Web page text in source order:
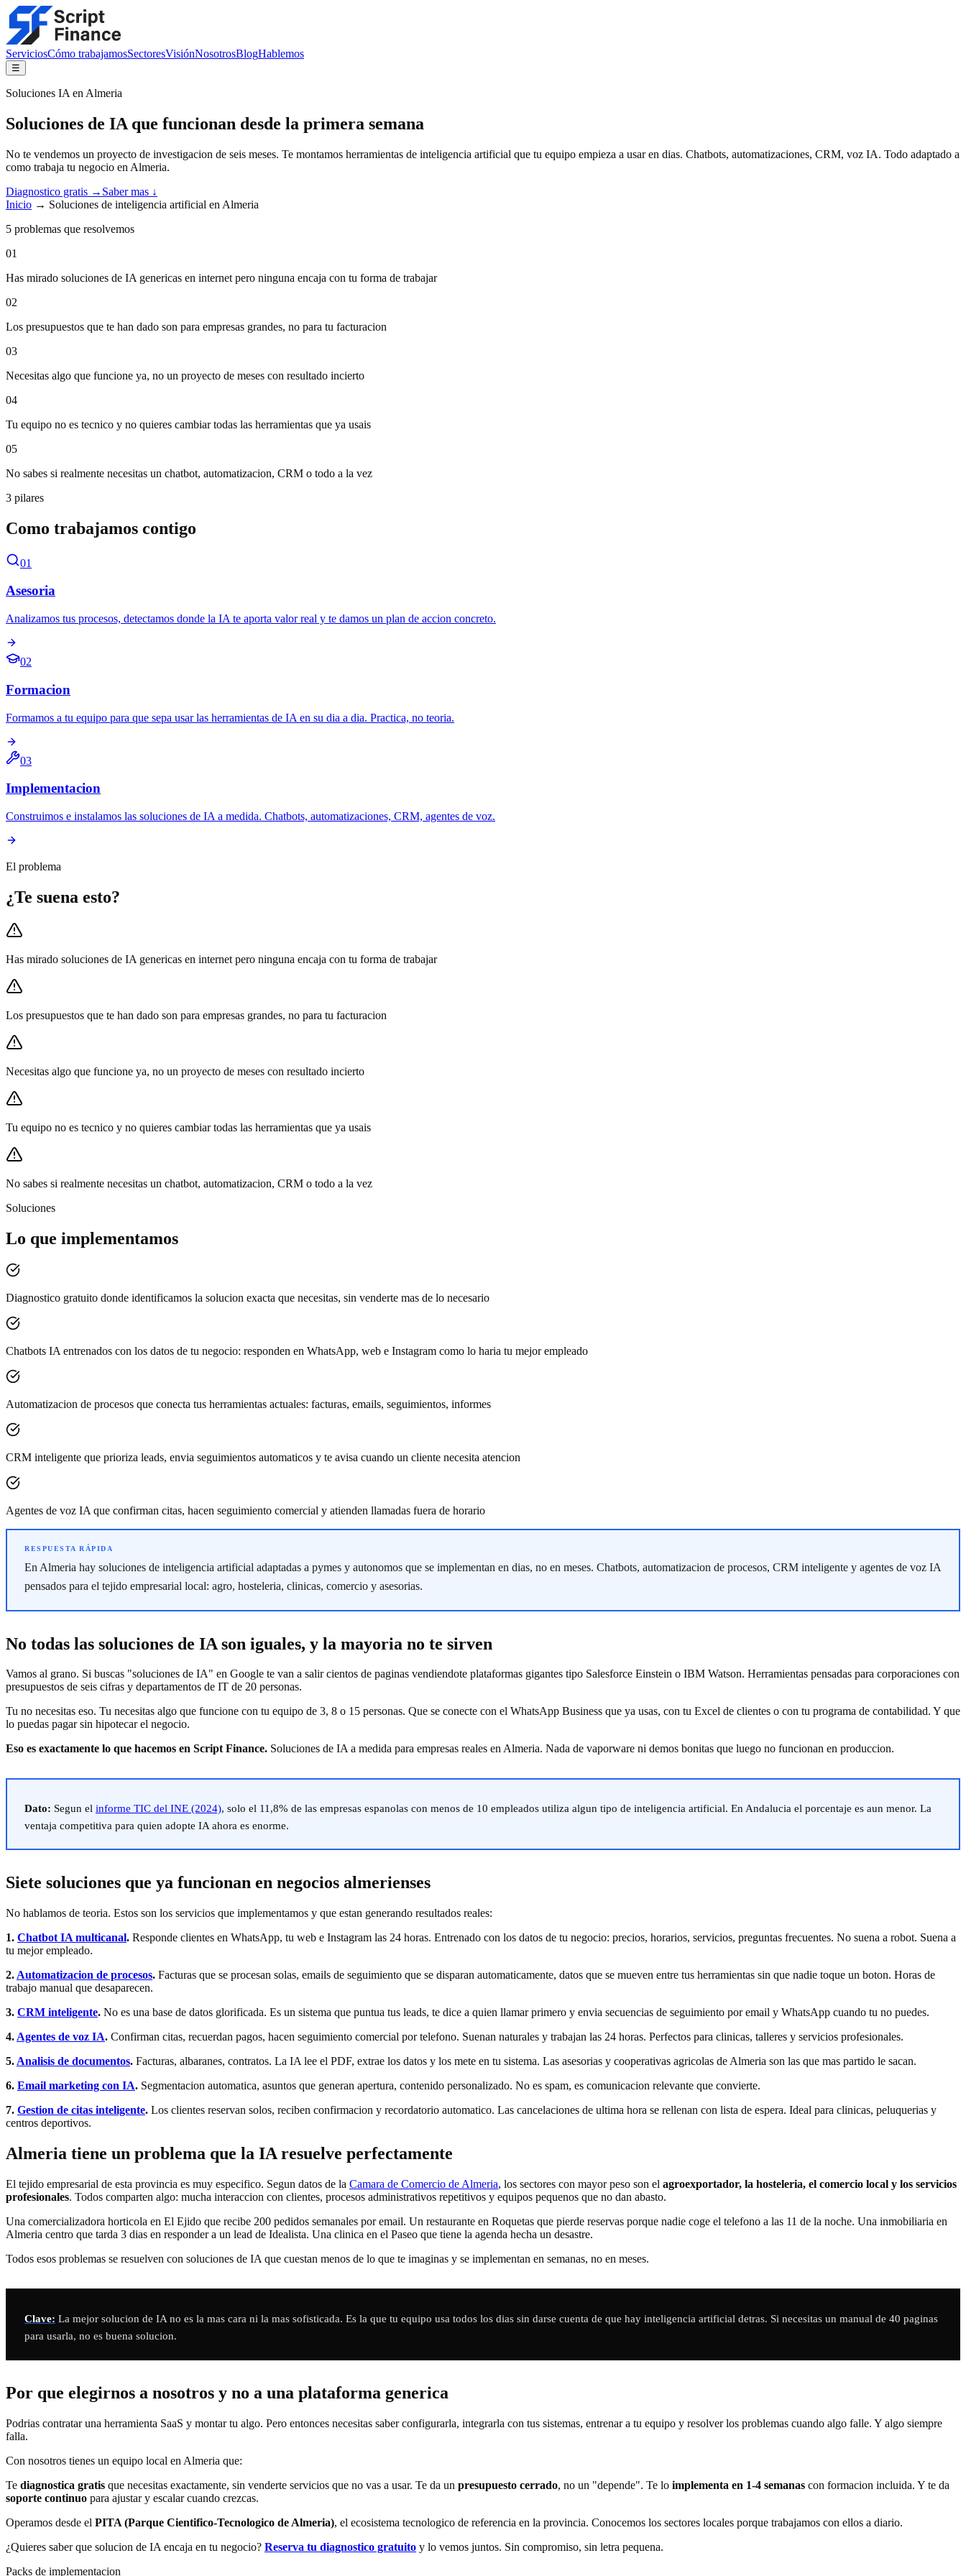
ServiciosCómo trabajamosSectoresVisiónNosotrosBlogHablemos
☰
Soluciones IA en Almeria
Soluciones de IA que funcionan desde la primera semana
No te vendemos un proyecto de investigacion de seis meses. Te montamos herramientas de inteligencia artificial que tu equipo empieza a usar en dias. Chatbots, automatizaciones, CRM, voz IA. Todo adaptado a
como trabaja tu negocio en Almeria.
Diagnostico gratis → Saber mas ↓
Inicio → Soluciones de inteligencia artificial en Almeria
5 problemas que resolvemos
01
Has mirado soluciones de IA genericas en internet pero ninguna encaja con tu forma de trabajar
02
Los presupuestos que te han dado son para empresas grandes, no para tu facturacion
03
Necesitas algo que funcione ya, no un proyecto de meses con resultado incierto
04
Tu equipo no es tecnico y no quieres cambiar todas las herramientas que ya usais
05
No sabes si realmente necesitas un chatbot, automatizacion, CRM o todo a la vez
3 pilares
Como trabajamos contigo
01
Asesoria
Analizamos tus procesos, detectamos donde la IA te aporta valor real y te damos un plan de accion concreto.
02
Formacion
Formamos a tu equipo para que sepa usar las herramientas de IA en su dia a dia. Practica, no teoria.
03
Implementacion
Construimos e instalamos las soluciones de IA a medida. Chatbots, automatizaciones, CRM, agentes de voz.
El problema
¿Te suena esto?
Has mirado soluciones de IA genericas en internet pero ninguna encaja con tu forma de trabajar
Los presupuestos que te han dado son para empresas grandes, no para tu facturacion
Necesitas algo que funcione ya, no un proyecto de meses con resultado incierto
Tu equipo no es tecnico y no quieres cambiar todas las herramientas que ya usais
No sabes si realmente necesitas un chatbot, automatizacion, CRM o todo a la vez
Soluciones
Lo que implementamos
Diagnostico gratuito donde identificamos la solucion exacta que necesitas, sin venderte mas de lo necesario
Chatbots IA entrenados con los datos de tu negocio: responden en WhatsApp, web e Instagram como lo haria tu mejor empleado
Automatizacion de procesos que conecta tus herramientas actuales: facturas, emails, seguimientos, informes
CRM inteligente que prioriza leads, envia seguimientos automaticos y te avisa cuando un cliente necesita atencion
Agentes de voz IA que confirman citas, hacen seguimiento comercial y atienden llamadas fuera de horario
En Almeria hay soluciones de inteligencia artificial adaptadas a pymes y autonomos que se implementan en dias, no en meses. Chatbots, automatizacion de procesos, CRM inteligente y agentes de voz IA
pensados para el tejido empresarial local: agro, hosteleria, clinicas, comercio y asesorias.
No todas las soluciones de IA son iguales, y la mayoria no te sirven
Vamos al grano. Si buscas "soluciones de IA" en Google te van a salir cientos de paginas vendiendote plataformas gigantes tipo Salesforce Einstein o IBM Watson. Herramientas pensadas para corporaciones con
presupuestos de seis cifras y departamentos de IT de 20 personas.
Tu no necesitas eso. Tu necesitas algo que funcione con tu equipo de 3, 8 o 15 personas. Que se conecte con el WhatsApp Business que ya usas, con tu Excel de clientes o con tu programa de contabilidad. Y que
lo puedas pagar sin hipotecar el negocio.
Eso es exactamente lo que hacemos en Script Finance. Soluciones de IA a medida para empresas reales en Almeria. Nada de vaporware ni demos bonitas que luego no funcionan en produccion.
Dato: Segun el informe TIC del INE (2024), solo el 11,8% de las empresas espanolas con menos de 10 empleados utiliza algun tipo de inteligencia artificial. En Andalucia el porcentaje es aun menor. La
ventaja competitiva para quien adopte IA ahora es enorme.
Siete soluciones que ya funcionan en negocios almerienses
No hablamos de teoria. Estos son los servicios que implementamos y que estan generando resultados reales:
1. Chatbot IA multicanal. Responde clientes en WhatsApp, tu web e Instagram las 24 horas. Entrenado con los datos de tu negocio: precios, horarios, servicios, preguntas frecuentes. No suena a robot. Suena a
tu mejor empleado.
2. Automatizacion de procesos. Facturas que se procesan solas, emails de seguimiento que se disparan automaticamente, datos que se mueven entre tus herramientas sin que nadie toque un boton. Horas de
trabajo manual que desaparecen.
3. CRM inteligente. No es una base de datos glorificada. Es un sistema que puntua tus leads, te dice a quien llamar primero y envia secuencias de seguimiento por email y WhatsApp cuando tu no puedes.
4. Agentes de voz IA. Confirman citas, recuerdan pagos, hacen seguimiento comercial por telefono. Suenan naturales y trabajan las 24 horas. Perfectos para clinicas, talleres y servicios profesionales.
5. Analisis de documentos. Facturas, albaranes, contratos. La IA lee el PDF, extrae los datos y los mete en tu sistema. Las asesorias y cooperativas agricolas de Almeria son las que mas partido le sacan.
6. Email marketing con IA. Segmentacion automatica, asuntos que generan apertura, contenido personalizado. No es spam, es comunicacion relevante que convierte.
7. Gestion de citas inteligente. Los clientes reservan solos, reciben confirmacion y recordatorio automatico. Las cancelaciones de ultima hora se rellenan con lista de espera. Ideal para clinicas, peluquerias y
centros deportivos.
Almeria tiene un problema que la IA resuelve perfectamente
El tejido empresarial de esta provincia es muy especifico. Segun datos de la Camara de Comercio de Almeria, los sectores con mayor peso son el agroexportador, la hosteleria, el comercio local y los servicios
profesionales. Todos comparten algo: mucha interaccion con clientes, procesos administrativos repetitivos y equipos pequenos que no dan abasto.
Una comercializadora horticola en El Ejido que recibe 200 pedidos semanales por email. Un restaurante en Roquetas que pierde reservas porque nadie coge el telefono a las 11 de la noche. Una inmobiliaria en
Almeria centro que tarda 3 dias en responder a un lead de Idealista. Una clinica en el Paseo que tiene la agenda hecha un desastre.
Todos esos problemas se resuelven con soluciones de IA que cuestan menos de lo que te imaginas y se implementan en semanas, no en meses.
Clave: La mejor solucion de IA no es la mas cara ni la mas sofisticada. Es la que tu equipo usa todos los dias sin darse cuenta de que hay inteligencia artificial detras. Si necesitas un manual de 40 paginas
para usarla, no es buena solucion.
Por que elegirnos a nosotros y no a una plataforma generica
Podrias contratar una herramienta SaaS y montar tu algo. Pero entonces necesitas saber configurarla, integrarla con tus sistemas, entrenar a tu equipo y resolver los problemas cuando algo falle. Y algo siempre
falla.
Con nosotros tienes un equipo local en Almeria que:
Te diagnostica gratis que necesitas exactamente, sin venderte servicios que no vas a usar. Te da un presupuesto cerrado, no un "depende". Te lo implementa en 1-4 semanas con formacion incluida. Y te da
soporte continuo para ajustar y escalar cuando crezcas.
Operamos desde el PITA (Parque Cientifico-Tecnologico de Almeria), el ecosistema tecnologico de referencia en la provincia. Conocemos los sectores locales porque trabajamos con ellos a diario.
¿Quieres saber que solucion de IA encaja en tu negocio? Reserva tu diagnostico gratuito y lo vemos juntos. Sin compromiso, sin letra pequena.
Packs de implementacion